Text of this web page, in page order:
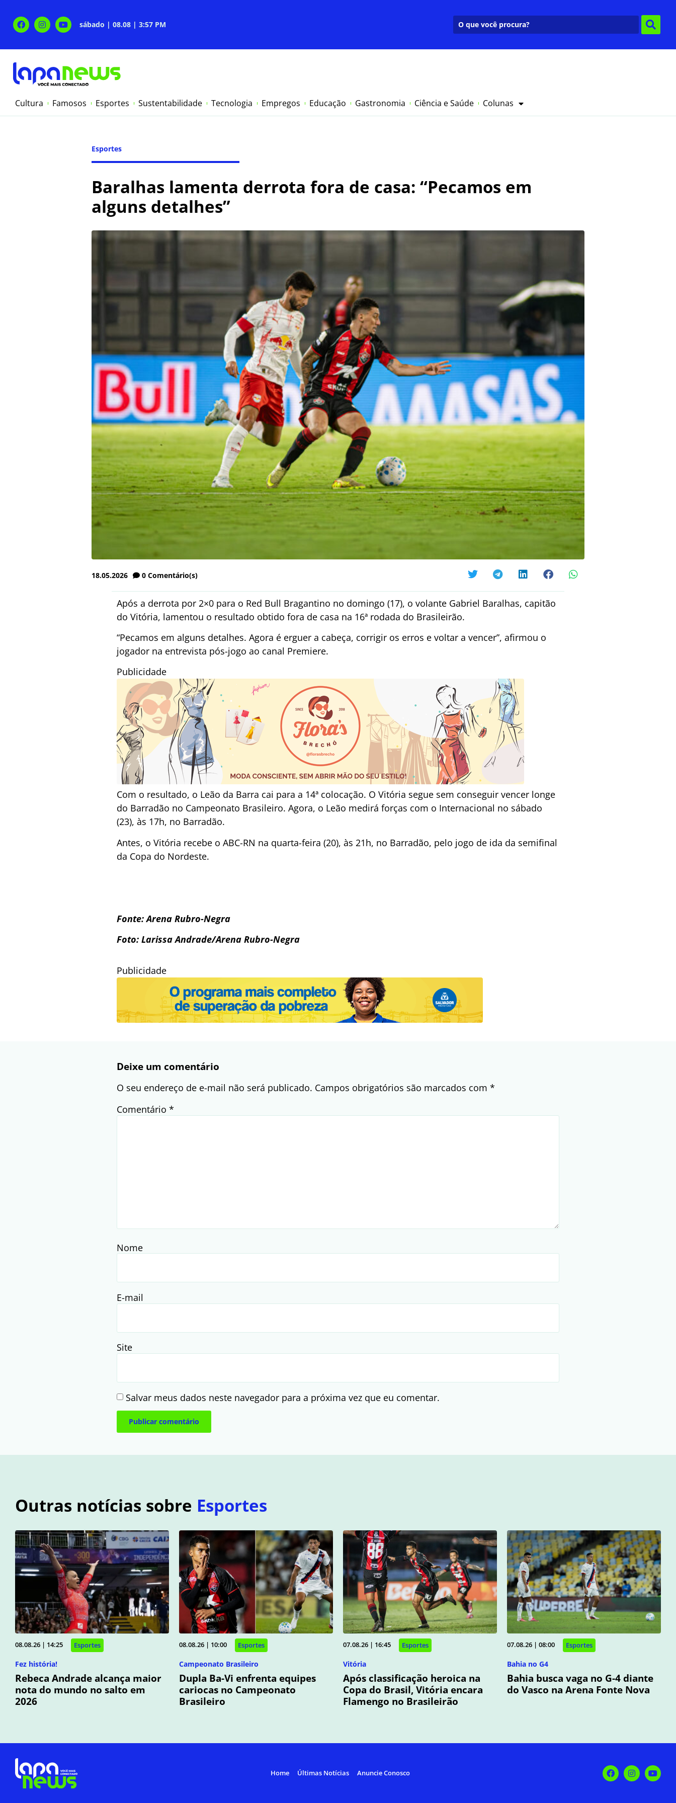
sábado | 08.08 | 3:57 PM
Cultura Famosos Esportes Sustentabilidade Tecnologia Empregos Educação Gastronomia Ciência e Saúde Colunas
Esportes
Baralhas lamenta derrota fora de casa: “Pecamos em
alguns detalhes”
18.05.2026 0 Comentário(s)
Após a derrota por 2×0 para o Red Bull Bragantino no domingo (17), o volante Gabriel Baralhas, capitão
do Vitória, lamentou o resultado obtido fora de casa na 16ª rodada do Brasileirão.
“Pecamos em alguns detalhes. Agora é erguer a cabeça, corrigir os erros e voltar a vencer”, afirmou o
jogador na entrevista pós-jogo ao canal Premiere.
Publicidade
Com o resultado, o Leão da Barra cai para a 14ª colocação. O Vitória segue sem conseguir vencer longe
do Barradão no Campeonato Brasileiro. Agora, o Leão medirá forças com o Internacional no sábado
(23), às 17h, no Barradão.
Antes, o Vitória recebe o ABC-RN na quarta-feira (20), às 21h, no Barradão, pelo jogo de ida da semifinal
da Copa do Nordeste.
Fonte: Arena Rubro-Negra
Foto: Larissa Andrade/Arena Rubro-Negra
Publicidade
Deixe um comentário
O seu endereço de e-mail não será publicado. Campos obrigatórios são marcados com *
Comentário *
Nome
E-mail
Site
Salvar meus dados neste navegador para a próxima vez que eu comentar.
Outras notícias sobre Esportes
08.08.26 | 14:25 Esportes
Fez história!
Rebeca Andrade alcança maior
nota do mundo no salto em
2026
08.08.26 | 10:00 Esportes
Campeonato Brasileiro
Dupla Ba-Vi enfrenta equipes
cariocas no Campeonato
Brasileiro
07.08.26 | 16:45 Esportes
Vitória
Após classificação heroica na
Copa do Brasil, Vitória encara
Flamengo no Brasileirão
07.08.26 | 08:00 Esportes
Bahia no G4
Bahia busca vaga no G-4 diante
do Vasco na Arena Fonte Nova
Home Últimas Notícias Anuncie Conosco